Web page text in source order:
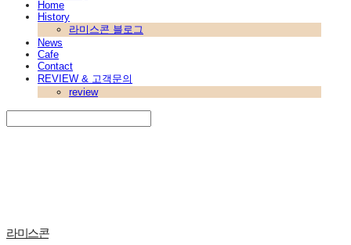
Home
History
라미스콘 블로그
News
Cafe
Contact
REVIEW & 고객문의
review
라미스콘